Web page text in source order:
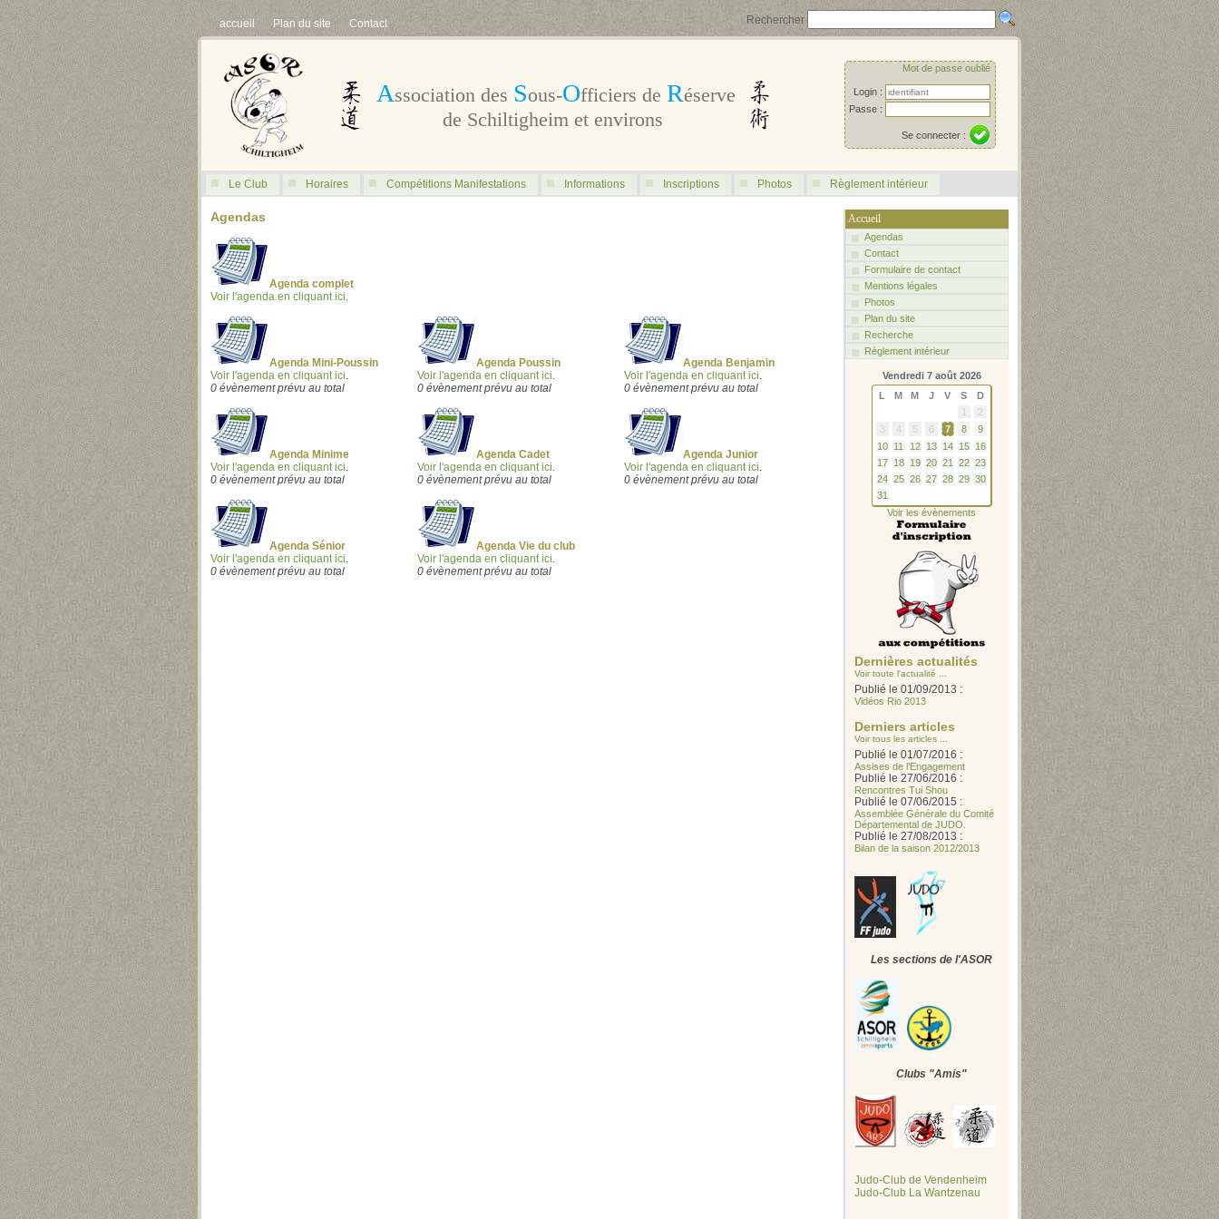
accueil Plan du site Contact Rechercher
Association des Sous-Officiers de Réserve
de Schiltigheim et environs
Mot de passe oublié
Login :
Passe :
Se connecter :
Le Club Horaires Compétitions Manifestations Informations Inscriptions Photos Règlement intérieur
Agendas
Agenda complet
Voir l'agenda en cliquant ici.
Agenda Mini-Poussin Agenda Poussin
Agenda Benjamin
Voir l'agenda en cliquant ici.
0 évènement prévu au total
Voir l'agenda en cliquant ici.
0 évènement prévu au total
Voir l'agenda en cliquant ici.
0 évènement prévu au total
Agenda Minime Agenda Cadet
Agenda Junior
Voir l'agenda en cliquant ici.
0 évènement prévu au total
Voir l'agenda en cliquant ici.
0 évènement prévu au total
Voir l'agenda en cliquant ici.
0 évènement prévu au total
Agenda Sénior
Agenda Vie du club
Voir l'agenda en cliquant ici.
0 évènement prévu au total
Voir l'agenda en cliquant ici.
0 évènement prévu au total
Accueil
Agendas
Contact
Formulaire de contact
Mentions légales
Photos
Plan du site
Recherche
Règlement intérieur
Vendredi 7 août 2026
L
M M J V S
D
1
2
3
4 5 6 7 8
9
10
11 12 13 14 15
16
17
18 19 20 21 22 23
24 25 26 27 28 29 30
31
Voir les évènements
Dernières actualités
Voir toute l'actualité ...
Publié le 01/09/2013 :
Vidéos Rio 2013
Derniers articles
Voir tous les articles ...
Publié le 01/07/2016 :
Assises de l’Engagement
Publié le 27/06/2016 :
Rencontres Tui Shou
Publié le 07/06/2015 :
Assemblée Générale du Comité
Départemental de JUDO.
Publié le 27/08/2013 :
Bilan de la saison 2012/2013
Les sections de l'ASOR
Clubs "Amis"
Judo-Club de Vendenheim
Judo-Club La Wantzenau